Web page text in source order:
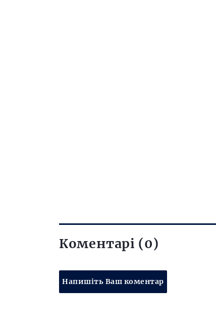
Коментарі (0)
Напишіть Ваш коментар